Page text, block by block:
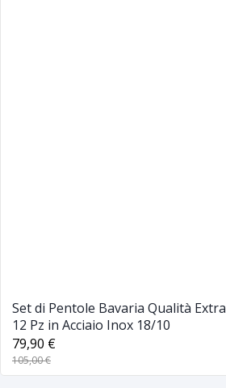
Set di Pentole Bavaria Qualità Extra
12 Pz in Acciaio Inox 18/10
79,90 €
105,00 €